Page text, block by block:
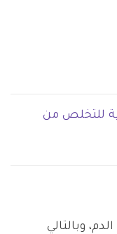
للتخلص من
وبالتالي